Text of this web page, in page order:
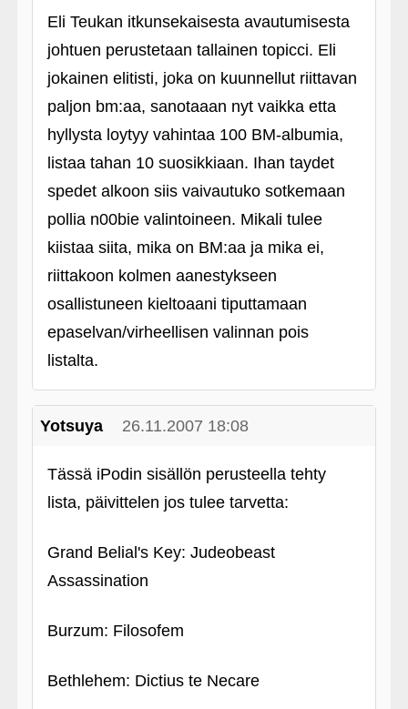
Eli Teukan itkunsekaisesta avautumisesta
johtuen perustetaan tallainen topicci. Eli
jokainen elitisti, joka on kuunnellut riittavan
paljon bm:aa, sanotaaan nyt vaikka etta
hyllysta loytyy vahintaa 100 BM-albumia,
listaa tahan 10 suosikkiaan. Ihan taydet
spedet alkoon siis vaivautuko sotkemaan
pollia n00bie valintoineen. Mikali tulee
kiistaa siita, mika on BM:aa ja mika ei,
riittakoon kolmen aanestykseen
osallistuneen kieltoaani tiputtamaan
epaselvan/virheellisen valinnan pois
listalta.
Yotsuya 26.11.2007 18:08
Tässä iPodin sisällön perusteella tehty
lista, päivittelen jos tulee tarvetta:
Grand Belial's Key: Judeobeast
Assassination
Burzum: Filosofem
Bethlehem: Dictius te Necare